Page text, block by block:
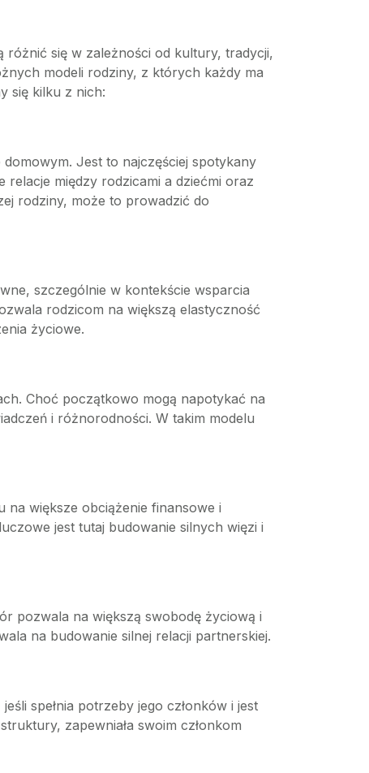
różnić się w zależności od kultury, tradycji,
modeli rodziny, z których każdy ma
się kilku z nich:
Jest to najczęściej spotykany
między rodzicami a dziećmi oraz
rodziny, może to prowadzić do
szczególnie w kontekście wsparcia
rodzicom na większą elastyczność
życiowe.
Choć początkowo mogą napotykać na
i różnorodności. W takim modelu
większe obciążenie finansowe i
jest tutaj budowanie silnych więzi i
pozwala na większą swobodę życiową i
na budowanie silnej relacji partnerskiej.
spełnia potrzeby jego członków i jest
zapewniała swoim członkom